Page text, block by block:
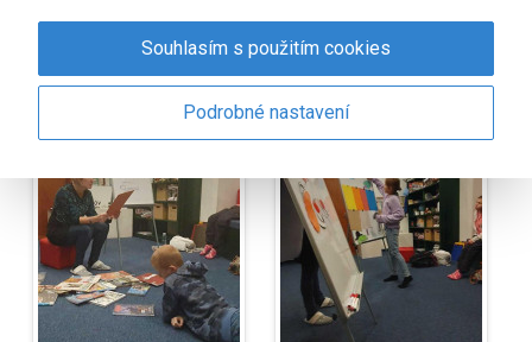
Souhlasím s použitím cookies
Podrobné nastavení